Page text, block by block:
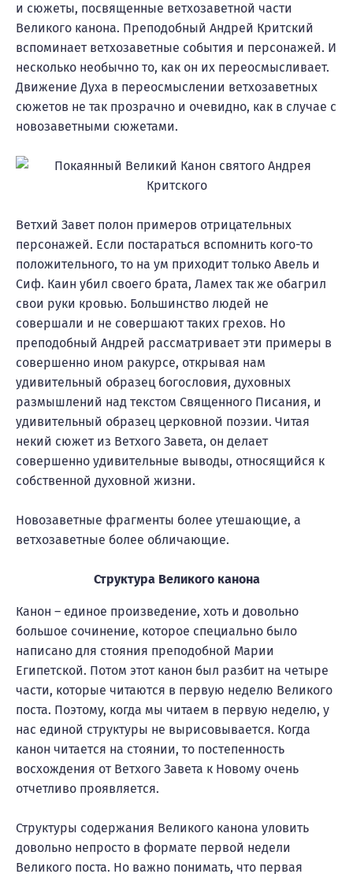
и сюжеты, посвященные ветхозаветной части
Великого канона. Преподобный Андрей Критский
вспоминает ветхозаветные события и персонажей. И
несколько необычно то, как он их переосмысливает.
Движение Духа в переосмыслении ветхозаветных
сюжетов не так прозрачно и очевидно, как в случае с
новозаветными сюжетами.
Ветхий Завет полон примеров отрицательных
персонажей. Если постараться вспомнить кого-то
положительного, то на ум приходит только Авель и
Сиф. Каин убил своего брата, Ламех так же обагрил
свои руки кровью. Большинство людей не
совершали и не совершают таких грехов. Но
преподобный Андрей рассматривает эти примеры в
совершенно ином ракурсе, открывая нам
удивительный образец богословия, духовных
размышлений над текстом Священного Писания, и
удивительный образец церковной поэзии. Читая
некий сюжет из Ветхого Завета, он делает
совершенно удивительные выводы, относящийся к
собственной духовной жизни.
Новозаветные фрагменты более утешающие, а
ветхозаветные более обличающие.
Структура Великого канона
Канон – единое произведение, хоть и довольно
большое сочинение, которое специально было
написано для стояния преподобной Марии
Египетской. Потом этот канон был разбит на четыре
части, которые читаются в первую неделю Великого
поста. Поэтому, когда мы читаем в первую неделю, у
нас единой структуры не вырисовывается. Когда
канон читается на стоянии, то постепенность
восхождения от Ветхого Завета к Новому очень
отчетливо проявляется.
Структуры содержания Великого канона уловить
довольно непросто в формате первой недели
Великого поста. Но важно понимать, что первая